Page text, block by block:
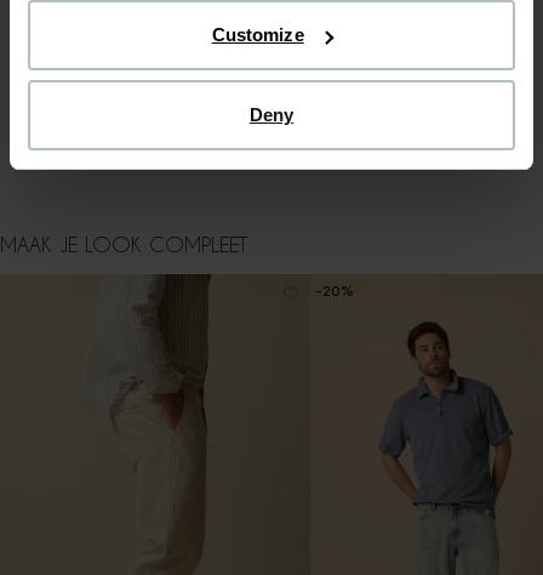
Customize
Deny
ALLES OVER DIT PRODUCT
WASVOORSCHRIFT
MAAK JE LOOK COMPLEET
-20%